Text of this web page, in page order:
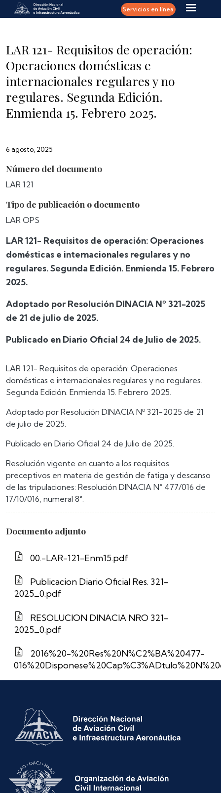
Pasar al contenido principal Servicios en línea
LAR 121- Requisitos de operación:
Operaciones domésticas e
internacionales regulares y no
regulares. Segunda Edición.
Enmienda 15. Febrero 2025.
6 agosto, 2025
Número del documento
LAR 121
Tipo de publicación o documento
LAR OPS
LAR 121- Requisitos de operación: Operaciones
domésticas e internacionales regulares y no
regulares. Segunda Edición. Enmienda 15. Febrero
2025.
Adoptado por Resolución DINACIA Nº 321-2025
de 21 de julio de 2025.
Publicado en Diario Oficial 24 de Julio de 2025.
LAR 121- Requisitos de operación: Operaciones
domésticas e internacionales regulares y no regulares.
Segunda Edición. Enmienda 15. Febrero 2025.
Adoptado por Resolución DINACIA Nº 321-2025 de 21
de julio de 2025.
Publicado en Diario Oficial 24 de Julio de 2025.
Resolución vigente en cuanto a los requisitos
preceptivos en materia de gestión de fatiga y descanso
de las tripulaciones: Resolución DINACIA N° 477/016 de
17/10/016, numeral 8°.
Documento adjunto
00.-LAR-121-Enm15.pdf
Publicacion Diario Oficial Res. 321-
2025_0.pdf
RESOLUCION DINACIA NRO 321-
2025_0.pdf
2016%20-%20Res%20N%C2%BA%20477-